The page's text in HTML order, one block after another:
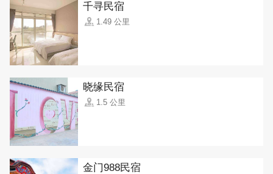
千寻民宿
1.49 公里
晓缘民宿
1.5 公里
金门988民宿